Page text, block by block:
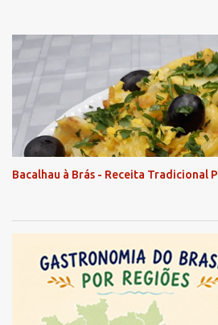
Bacalhau à Brás - Receita Tradicional